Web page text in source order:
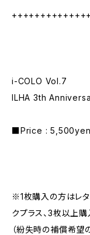
i-COLO Vol.7
ILHA 3th
■Price :
※1枚購入の方はレタ
クプラス、3枚以上
（紛失時の補償希